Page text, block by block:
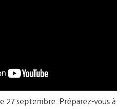
27 septembre. Préparez-vous à